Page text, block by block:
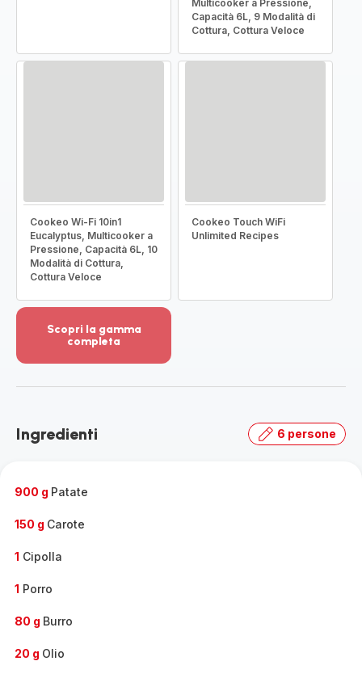
Multicooker a Pressione,
Capacità 6L, 9 Modalità di
Cottura, Cottura Veloce
Cookeo Wi-Fi 10in1
Eucalyptus, Multicooker a
Pressione, Capacità 6L, 10
Modalità di Cottura,
Cottura Veloce
Cookeo Touch WiFi
Unlimited Recipes
Scopri la gamma
completa
dettagli
la
Ingredienti 6 persone
900 g Patate
150 g Carote
1 Cipolla
1 Porro
80 g Burro
20 g Olio